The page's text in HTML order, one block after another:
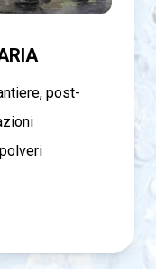
post-